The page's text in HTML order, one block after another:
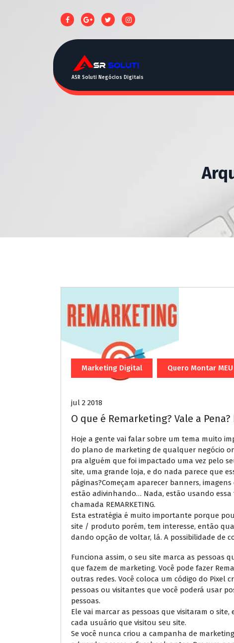
ASR Soluti Negócios Digitais
Marketing Digital Quero Montar
jul 2 2018
O que é Remarketing? Vale a Pena?
Hoje a gente vai falar sobre um tema muito
do plano de marketing de qualquer negócio
pra alguém que foi impactado uma vez pelo
site, uma grande loja, e do nada parece que
páginas?Começam aparecer banners,
estão adivinhando… Nada, estão usando
chamada REMARKETING.
Esta estratégia é muito importante porque
site / produto porém, tem interesse, então
dando opção de voltar, lá. A possibilidade de
Funciona assim, o seu site marca as pessoas
que fazem de marketing. Você pode fazer
outras redes. Você coloca um código do Pixel
pessoas ou visitantes que você poderá usar
pessoas.
Ele vai marcar as pessoas que visitaram o
cada usuário que visitou seu site.
Se você nunca criou a campanha de